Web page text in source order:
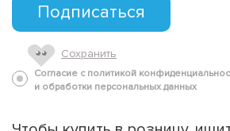
Подписаться
Сохранить
Согласие с политикой
и обработки персональных данных